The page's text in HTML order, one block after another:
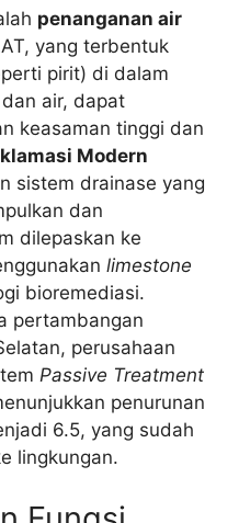
penanganan air
yang terbentuk
pirit) di dalam
air, dapat
keasaman tinggi dan
Modern
sistem drainase yang
dan
dilepaskan ke
limestone
bioremediasi.
pertambangan
perusahaan
Passive Treatment
penurunan
6.5, yang sudah
lingkungan.